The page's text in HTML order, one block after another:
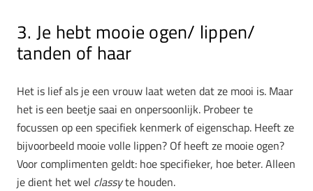
3. Je hebt mooie ogen/ lippen/
tanden of haar
Het is lief als je een vrouw laat weten dat ze mooi is. Maar
het is een beetje saai en onpersoonlijk. Probeer te
focussen op een specifiek kenmerk of eigenschap. Heeft ze
bijvoorbeeld mooie volle lippen? Of heeft ze mooie ogen?
Voor complimenten geldt: hoe specifieker, hoe beter. Alleen
je dient het wel classyte houden.